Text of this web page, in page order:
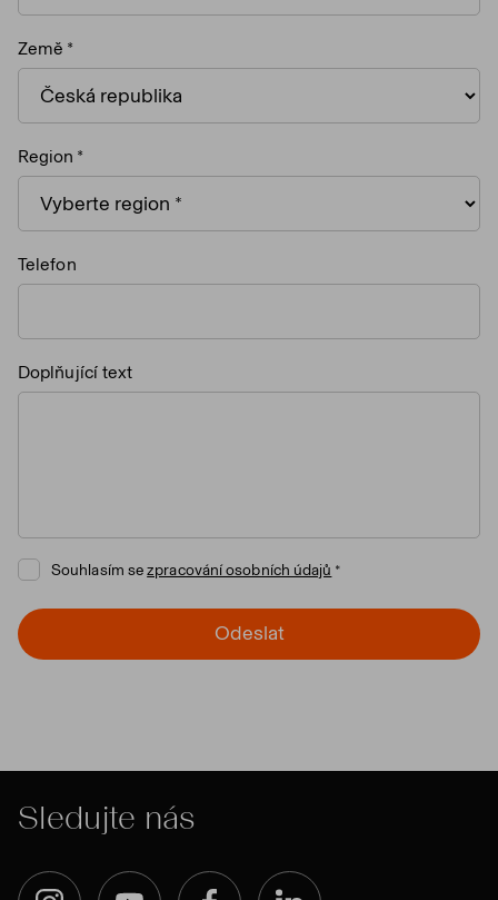
Země
Region
Telefon
Doplňující text
Souhlasím sezpracování osobních údajů
Odeslat
Sledujte nás